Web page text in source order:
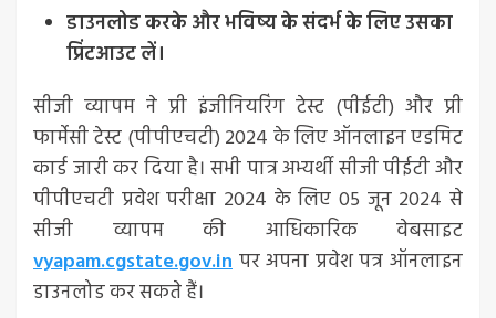
डाउनलोड करके और भविष्य के संदर्भ के लिए उसका
प्रिंटआउट लें।
सीजी व्यापम ने प्री इंजीनियरिंग टेस्ट (पीईटी) और प्री
फार्मेसी टेस्ट (पीपीएचटी) 2024 के लिए ऑनलाइन एडमिट
कार्ड जारी कर दिया है। सभी पात्र अभ्यर्थी सीजी पीईटी और
पीपीएचटी प्रवेश परीक्षा 2024 के लिए 05 जून 2024 से
सीजी व्यापम की आधिकारिक वेबसाइट
vyapam.cgstate.gov.in पर अपना प्रवेश पत्र ऑनलाइन
डाउनलोड कर सकते हैं।